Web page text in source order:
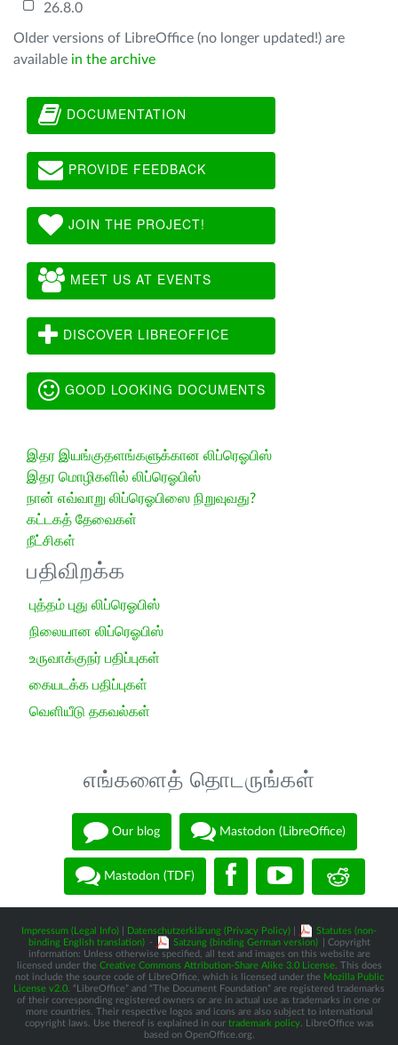
26.8.0
Older versions of LibreOffice (no longer updated!) are
available in the archive
DOCUMENTATION
PROVIDE FEEDBACK
JOIN THE PROJECT!
MEET US AT EVENTS
DISCOVER LIBREOFFICE
GOOD LOOKING DOCUMENTS
இதர இயங்குதளங்களுக்கான லிப்ரெஓபிஸ்
இதர மொழிகளில் லிப்ரெஓபிஸ்
நான் எவ்வாறு லிப்ரெஓபிஸை நிறுவுவது?
கட்டகத் தேவைகள்
நீட்சிகள்
பதிவிறக்க
புத்தம் புது லிப்ரெஓபிஸ்
நிலையான லிப்ரெஓபிஸ்
உருவாக்குநர் பதிப்புகள்
கையடக்க பதிப்புகள்
வெளியீடு தகவல்கள்
எங்களைத் தொடருங்கள்
Our blog Mastodon (LibreOffice)
Mastodon (TDF)
Impressum (Legal Info) Datenschutzerklärung (Privacy Policy)
Statutes (non-
binding English translation) - Satzung (binding German version)
| Copyright
information: Unless otherwise specified, all text and images on this website are
licensed under the Creative Commons Attribution-Share Alike 3.0 License. This does
not include the source code of LibreOffice, which is licensed under the Mozilla Public
License v2.0 . “LibreOffice” and “The Document Foundation” are registered trademarks
of their corresponding registered owners or are in actual use as trademarks in one or
more countries. Their respective logos and icons are also subject to international
copyright laws. Use thereof is explained in our trademark policy. LibreOffice was
based on OpenOffice.org.